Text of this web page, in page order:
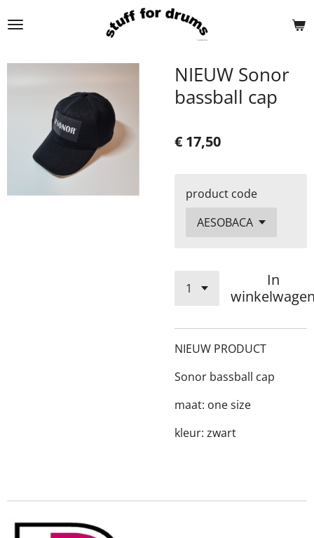
direct
de
NIEUW Sonor
bassball cap
€ 17,50
product code
In
NIEUW PRODUCT
Sonor bassball cap
maat: one size
kleur: zwart